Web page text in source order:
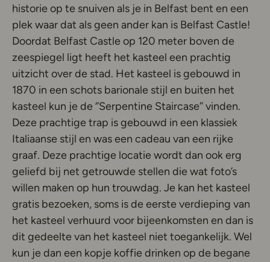
historie op te snuiven als je in Belfast bent en een
plek waar dat als geen ander kan is Belfast Castle!
Doordat Belfast Castle op 120 meter boven de
zeespiegel ligt heeft het kasteel een prachtig
uitzicht over de stad. Het kasteel is gebouwd in
1870 in een schots barionale stijl en buiten het
kasteel kun je de ‘’Serpentine Staircase’’ vinden.
Deze prachtige trap is gebouwd in een klassiek
Italiaanse stijl en was een cadeau van een rijke
graaf. Deze prachtige locatie wordt dan ook erg
geliefd bij net getrouwde stellen die wat foto’s
willen maken op hun trouwdag. Je kan het kasteel
gratis bezoeken, soms is de eerste verdieping van
het kasteel verhuurd voor bijeenkomsten en dan is
dit gedeelte van het kasteel niet toegankelijk. Wel
kun je dan een kopje koffie drinken op de begane